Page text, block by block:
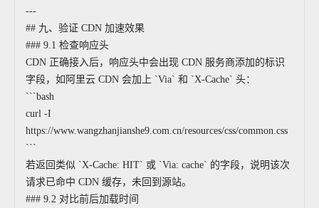
---
## 九、验证 CDN 加速效果
### 9.1 检查响应头
CDN 正确接入后，响应头中会出现 CDN 服务商添加的标识
字段，如阿里云 CDN 会加上 `Via` 和 `X-Cache` 头：
```bash
curl -I
https://www.wangzhanjianshe9.com.cn/resources/css/common.css
```
若返回类似 `X-Cache: HIT` 或 `Via: cache` 的字段，说明该次
请求已命中 CDN 缓存，未回到源站。
### 9.2 对比前后加载时间